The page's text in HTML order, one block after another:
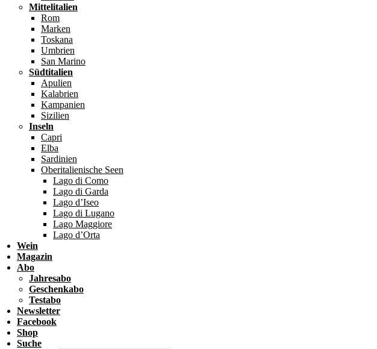
Mittelitalien
Rom
Marken
Toskana
Umbrien
San Marino
Südtitalien
Apulien
Kalabrien
Kampanien
Sizilien
Inseln
Capri
Elba
Sardinien
Oberitalienische Seen
Lago di Como
Lago di Garda
Lago d’Iseo
Lago di Lugano
Lago Maggiore
Lago d’Orta
Wein
Magazin
Abo
Jahresabo
Geschenkabo
Testabo
Newsletter
Facebook
Shop
Suche